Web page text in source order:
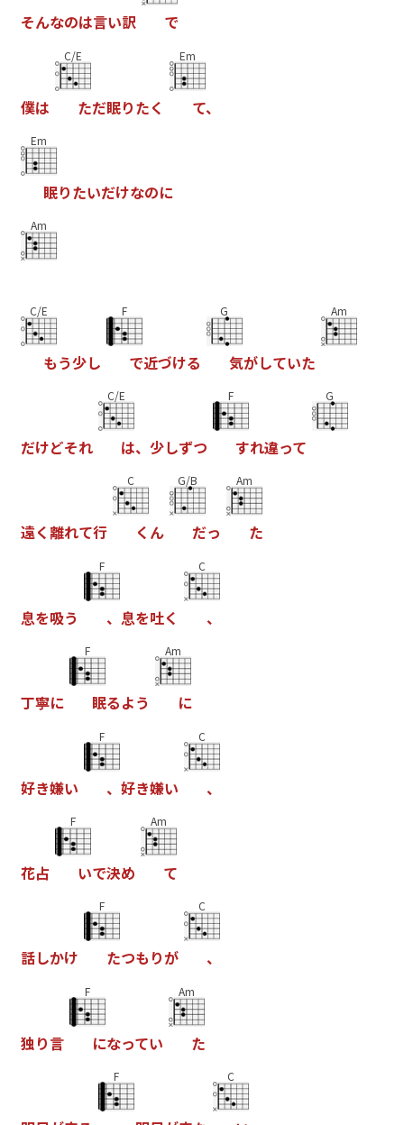
そんなのは言い訳 で
僕は
C/E
ただ眠りたく
Em
て、
Em
眠りたいだけなのに
Am
C/E
もう少し
F
で近づける
G
気がしていた
Am
だけどそれ
C/E
は、 少しずつ
F
すれ違って
G
遠く 離れて行
C
く ん
G/B
だっ
Am
た
息を吸う
F
、 息を吐く
C
、
丁寧に
F
眠るよう
Am
に
好き嫌い
F
、 好き嫌い
C
、
花占
F
いで決め
Am
て
話しかけ
F
たつもりが
C
、
独り言
F
になってい
Am
た
F C